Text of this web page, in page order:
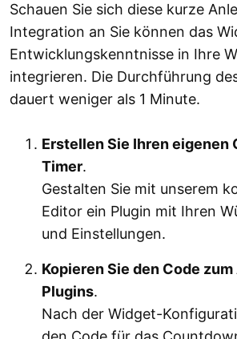
Schauen Sie sich diese kurze
Integration an Sie können das
Entwicklungskenntnisse in Ihre
integrieren. Die Durchführung
dauert weniger als 1 Minute.
Erstellen Sie Ihren eigenen
Timer.
Gestalten Sie mit unserem
Editor ein Plugin mit Ihren
und Einstellungen.
Kopieren Sie den Code
Plugins.
Nach der Widget-